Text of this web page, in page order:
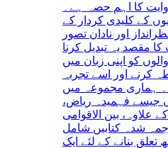
کا اہم حصہ ہے۔
کے کلیدی کردار کے
اور نادان تصور
مقصد یہ تبدیل کرنا
کو اپنی زبان میں
کرنے اور اسے تجربہ
ہماری مجموعہ میں
جیسے فہمیدہ ریاض،
علاوہ، بین الاقوامی
شدہ کتابیں شامل
بنانے کے لئے ایک